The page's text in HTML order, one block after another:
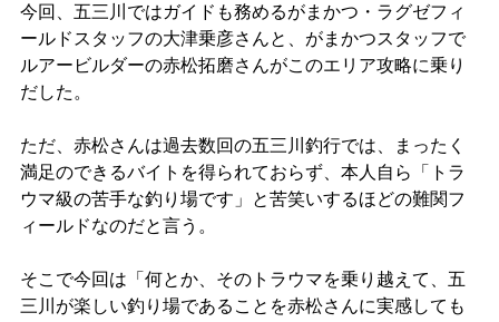
今回、五三川ではガイドも務めるがまかつ・ラグゼフィ
ールドスタッフの大津乗彦さんと、がまかつスタッフで
ルアービルダーの赤松拓磨さんがこのエリア攻略に乗り
だした。
ただ、赤松さんは過去数回の五三川釣行では、まったく
満足のできるバイトを得られておらず、本人自ら「トラ
ウマ級の苦手な釣り場です」と苦笑いするほどの難関フ
ィールドなのだと言う。
そこで今回は「何とか、そのトラウマを乗り越えて、五
三川が楽しい釣り場であることを赤松さんに実感しても